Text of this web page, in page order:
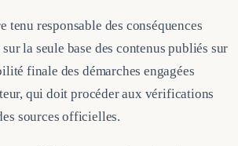
tenu responsable des conséquences
la seule base des contenus publiés sur
finale des démarches engagées
qui doit procéder aux vérifications
sources officielles.